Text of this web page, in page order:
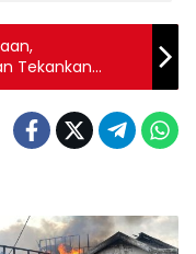
Tekankan